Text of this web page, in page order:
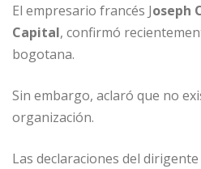
El empresario francés Joseph
Capital, confirmó
bogotana.
Sin embargo, aclaró que no
organización.
Las declaraciones del